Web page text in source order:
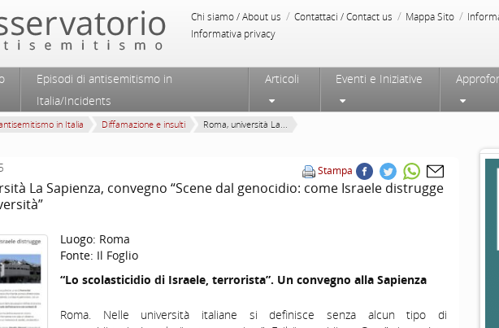
Chi siamo / About us / Contattaci / Contact us / Mappa Sito /
Informativa privacy
principale
secondario
Episodi di antisemitismo in
Italia/Incidents
Articoli Eventi e Iniziative
in Italia Diffamazione e insulti Roma, università La...
Stampa
La Sapienza, convegno “Scene dal genocidio: come Israele distrugge
Luogo: Roma
Fonte: Il Foglio
“Lo scolasticidio di Israele, terrorista”. Un convegno alla Sapienza
Roma. Nelle università italiane si definisce senza alcun tipo di